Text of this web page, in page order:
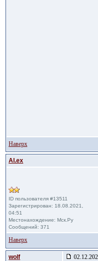
Наверх
Al.ex
ID пользователя #13511
Зарегистрирован: 18.08.2021,
04:51
Местонахождение: Мск.Ру
Сообщений: 371
Наверх
wolf